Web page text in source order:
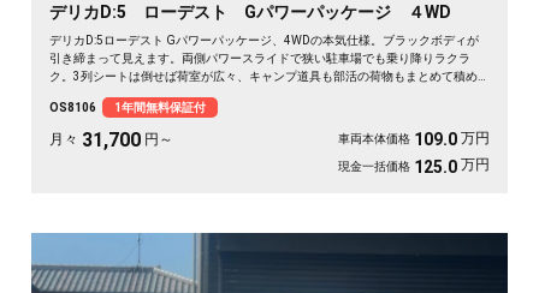
デリカD:5 ローデスト Gパワーパッケージ ４WD
デリカD:5ローデスト Gパワーパッケージ、4WDの本気仕様。ブラックボディが
引き締まって見えます。両側パワースライドで狭い駐車場でも乗り降りラクラ
ク。3列シートは倒せば荷室が広々、キャンプ道具も部活の荷物もまとめて積め
遠出も、これ一台で頼れる相棒に🚗✨💺🙌。安心して長く乗れる《1年保証付》で
す😊
OS8106 1年間無料保証付
月々 31,700 円～ 車両本体価格 109.0 万円
現金一括価格 125.0 万円